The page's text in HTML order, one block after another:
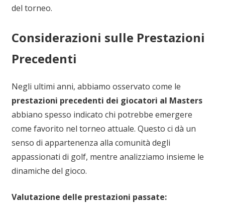
del torneo.
Considerazioni sulle Prestazioni
Precedenti
Negli ultimi anni, abbiamo osservato come le
prestazioni precedenti dei giocatori al Masters
abbiano spesso indicato chi potrebbe emergere
come favorito nel torneo attuale. Questo ci dà un
senso di appartenenza alla comunità degli
appassionati di golf, mentre analizziamo insieme le
dinamiche del gioco.
Valutazione delle prestazioni passate: